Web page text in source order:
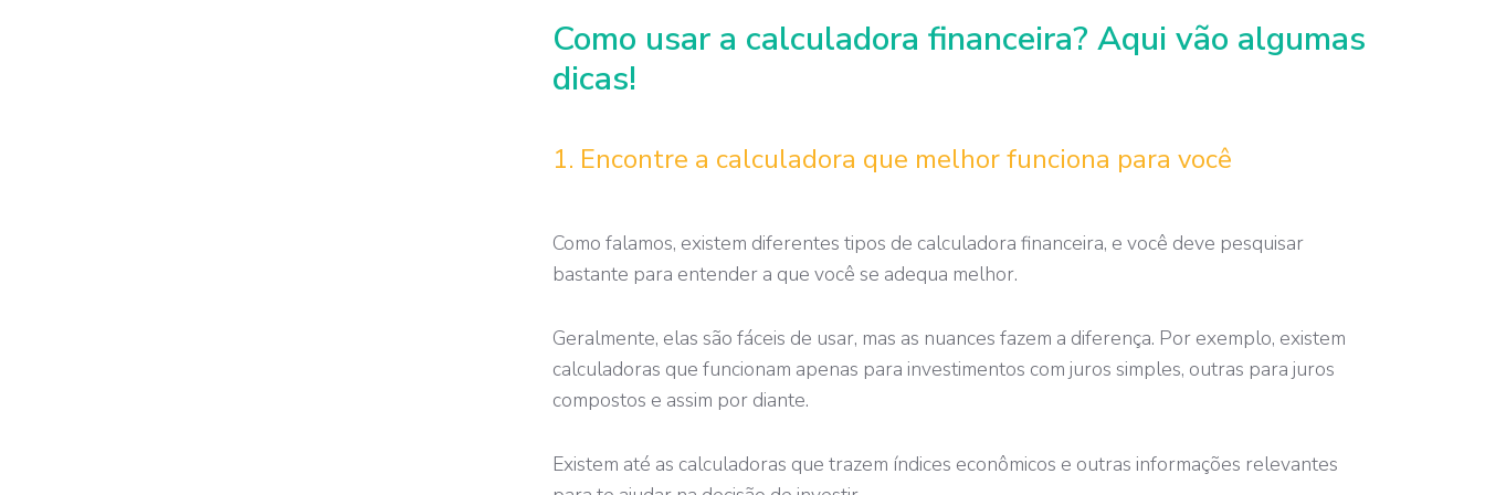
Como usar a calculadora financeira? Aqui vão algumas
dicas!
1. Encontre a calculadora que melhor funciona para você
Como falamos, existem diferentes tipos de calculadora financeira, e você deve pesquisar
bastante para entender a que você se adequa melhor.
Geralmente, elas são fáceis de usar, mas as nuances fazem a diferença. Por exemplo, existem
calculadoras que funcionam apenas para investimentos com juros simples, outras para juros
compostos e assim por diante.
Existem até as calculadoras que trazem índices econômicos e outras informações relevantes